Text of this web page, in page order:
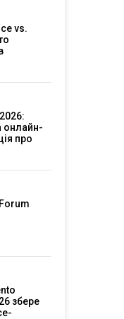
vs.
онлайн-
про
збере